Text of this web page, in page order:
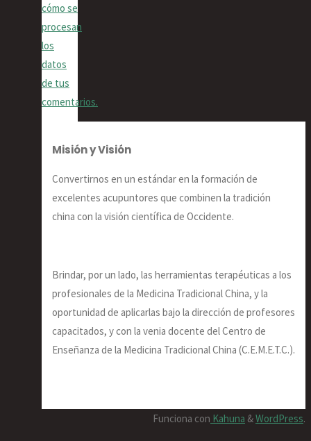
cómo se
procesan
los
datos
de tus
comentarios.
Misión y Visión
Convertirnos en un estándar en la formación de
excelentes acupuntores que combinen la tradición
china con la visión científica de Occidente.
Brindar, por un lado, las herramientas terapéuticas a los
profesionales de la Medicina Tradicional China, y la
oportunidad de aplicarlas bajo la dirección de profesores
capacitados, y con la venia docente del Centro de
Enseñanza de la Medicina Tradicional China (C.E.M.E.T.C.).
Funciona con Kahuna &WordPress.